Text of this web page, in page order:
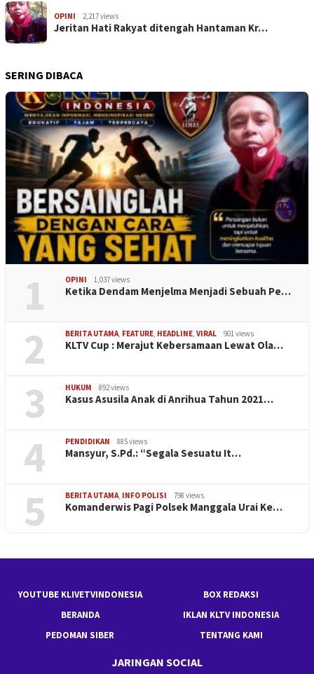
OPINI 2,217 views
Jeritan Hati Rakyat ditengah Hantaman Kr…
SERING DIBACA
1 OPINI 1,037 views
Ketika Dendam Menjelma Menjadi Sebuah Pe…
2 BERITA UTAMA, FEATURE, HEADLINE, VIRAL 901 views
KLTV Cup : Merajut Kebersamaan Lewat Ola…
3 HUKUM 892 views
Kasus Asusila Anak di Anrihua Tahun 2021…
4 PENDIDIKAN 885 views
Mansyur, S.Pd.: “Segala Sesuatu It…
5 BERITA UTAMA, INFO POLISI 798 views
Komanderwis Pagi Polsek Manggala Urai Ke…
YOUTUBE KLIVETVINDONESIA
BOX REDAKSI
BERANDA
IKLAN KLTV INDONESIA
PEDOMAN SIBER
TENTANG KAMI
JARINGAN SOCIAL